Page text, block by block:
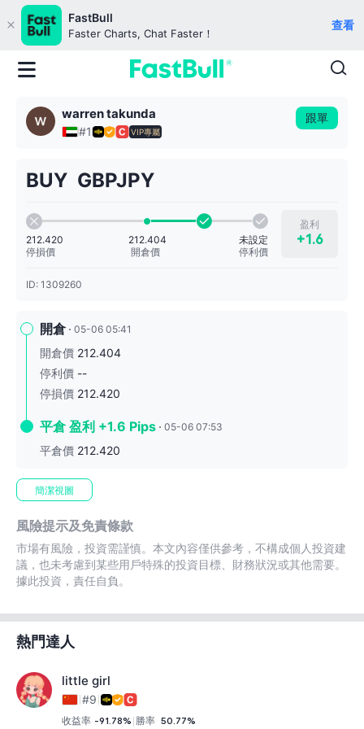
FastBull
Faster Charts, Chat Faster！
查看
warren takunda
#1 VIP專屬
跟單
BUY GBPJPY
停損價
212.420
212.404
開倉價
停利價
未設定
盈利
+1.6
ID: 1309260
開倉 05-06 05:41
開倉價 212.404
停利價 --
停損價 212.420
平倉 盈利 +1.6 Pips 05-06 07:53
平倉價 212.420
簡潔視圖
風險提示及免責條款
市場有風險，投資需謹慎。本文內容僅供參考，不構成個人投資建
議，也未考慮到某些用戶特殊的投資目標、財務狀況或其他需要。
據此投資，責任自負。
熱門達人
little girl
#9
收益率 -91.78% 勝率 50.77%